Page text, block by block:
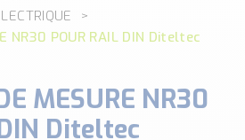
DE DONNEES
…
NR30 POUR RAIL DIN Diteltec
MESURE NR30
Diteltec